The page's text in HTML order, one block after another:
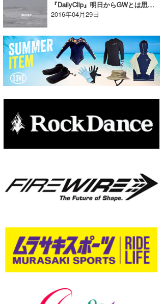
『DailyClip』明日からGWとは思えない寒さと雨だった千葉。
2016年04月29日
唐澤予報士
SancheZ
ゴン
米山予報士
banpaku